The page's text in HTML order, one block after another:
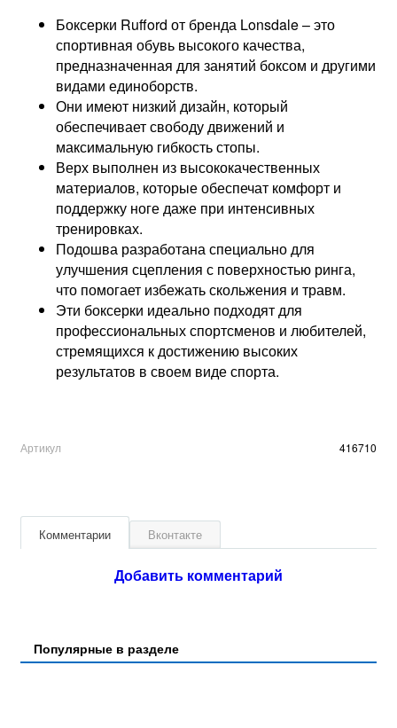
Боксерки Rufford от бренда Lonsdale – это
спортивная обувь высокого качества,
предназначенная для занятий боксом и другими
видами единоборств.
Они имеют низкий дизайн, который
обеспечивает свободу движений и
максимальную гибкость стопы.
Верх выполнен из высококачественных
материалов, которые обеспечат комфорт и
поддержку ноге даже при интенсивных
тренировках.
Подошва разработана специально для
улучшения сцепления с поверхностью ринга,
что помогает избежать скольжения и травм.
Эти боксерки идеально подходят для
профессиональных спортсменов и любителей,
стремящихся к достижению высоких
результатов в своем виде спорта.
Артикул 416710
Комментарии Вконтакте
Добавить комментарий
Популярные в разделе